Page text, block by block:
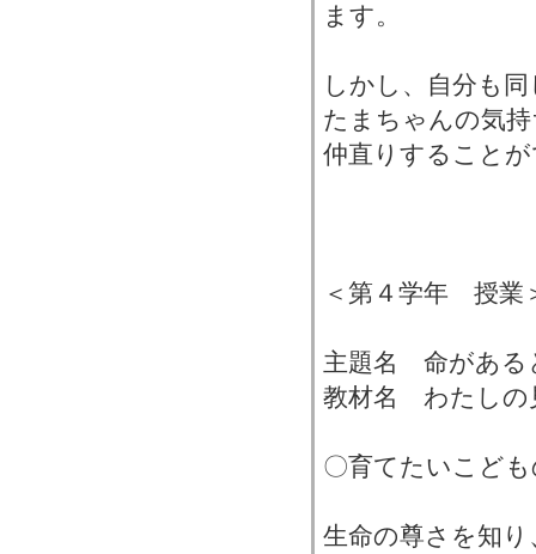
ます。
しかし、自分も
たまちゃんの気
仲直りすること
＜第４学年 授業
主題名 命がある
教材名 わたしの
〇育てたいこど
生命の尊さを知